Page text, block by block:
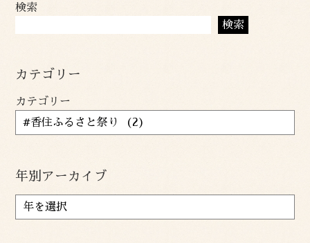
検索
検索
カテゴリー
カテゴリー
年別アーカイブ
ア
ー